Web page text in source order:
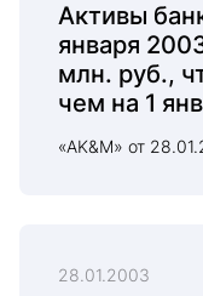
Активы
января
млн. руб.,
чем на 1
«AK&M» от
28.01.2003